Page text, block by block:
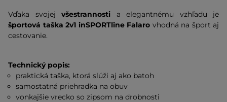
Vďaka svojej všestrannosti a elegantnému vzhľadu je
športová taška 2v1 inSPORTline Falaro vhodná na šport aj
cestovanie.
Technický popis:
praktická taška, ktorá slúži aj ako batoh
samostatná priehradka na obuv
vonkajšie vrecko so zipsom na drobnosti